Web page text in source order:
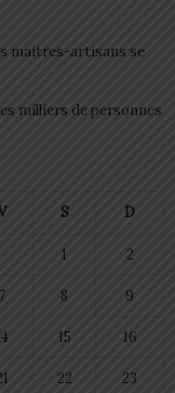
maitres-artisans se
milliers de personnes
S D
1 2
7 8 9
15 16
22 23